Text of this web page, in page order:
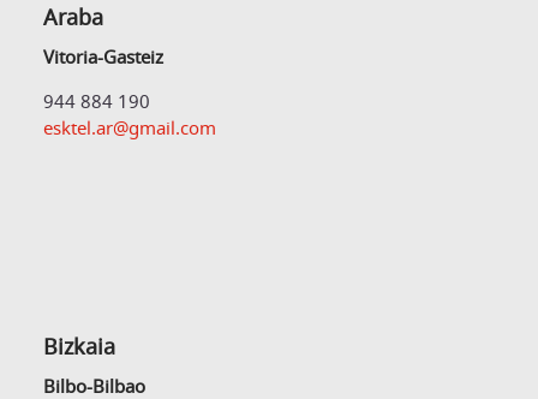
Araba
Vitoria-Gasteiz
944 884 190
esktel.ar@gmail.com
Bizkaia
Bilbo-Bilbao